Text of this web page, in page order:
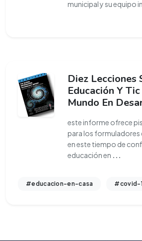
municipal y su equipo
Diez Lecciones
Educación Y
Mundo En
este informe ofrece
para los formuladores
en este tiempo de
educación en ...
#educacion-en-casa #covid-